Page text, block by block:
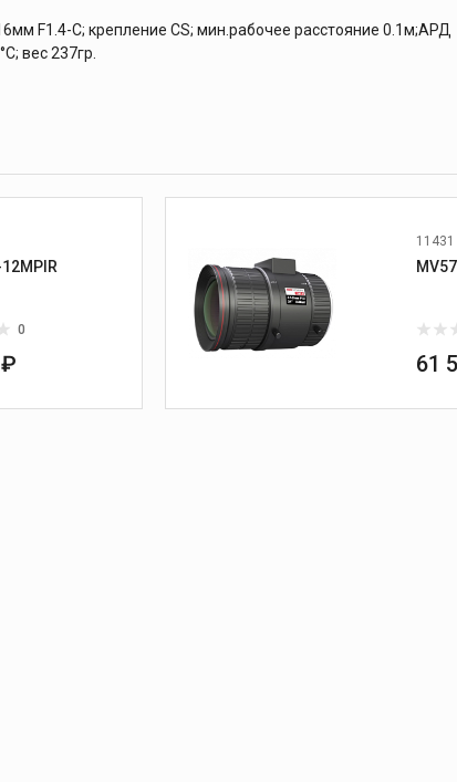
F1.4-С; крепление CS; мин.рабочее расстояние 0.1м;АРД
вес 237гр.
0
11431
61